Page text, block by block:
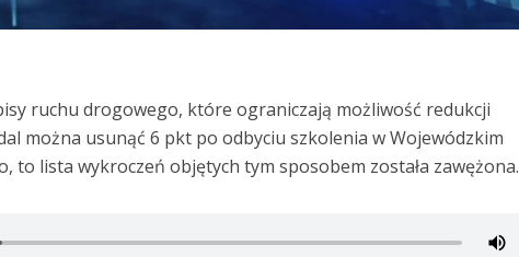
ruchu drogowego, które ograniczają możliwość redukcji
można usunąć 6 pkt po odbyciu szkolenia w Wojewódzkim
to lista wykroczeń objętych tym sposobem została zawężona.